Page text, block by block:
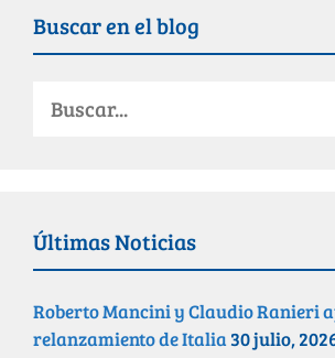
Buscar en el blog
Últimas Noticias
Roberto Mancini y Claudio Ranieri
relanzamiento de Italia30 julio,